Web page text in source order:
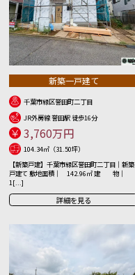
新築一戸建て
千葉市緑区誉田町二丁目
JR外房線 誉田駅 徒歩16分
3,760万円
104.34㎡（31.50坪）
【新築戸建】千葉市緑区誉田町二丁目｜新築
戸建て 敷地面積｜ 142.96㎡ 建 物｜
1[...]
詳細を見る